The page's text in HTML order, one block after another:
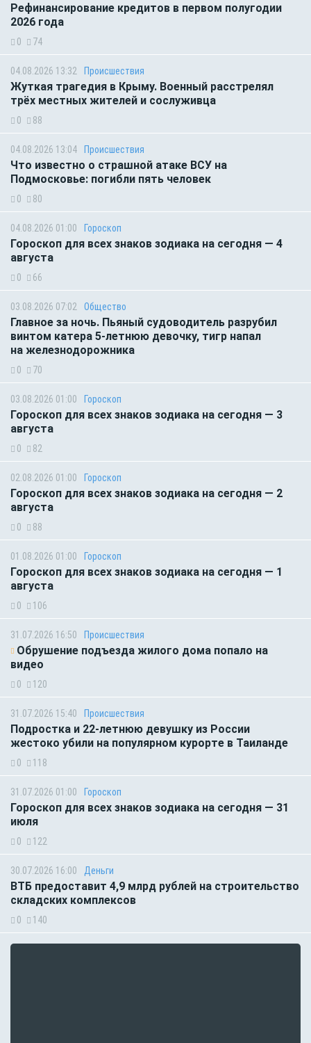
Рефинансирование кредитов в первом полугодии
2026 года
0 74
04.08.2026 13:32 Происшествия
Жуткая трагедия в Крыму. Военный расстрелял
трёх местных жителей и сослуживца
0 88
04.08.2026 13:04 Происшествия
Что известно о страшной атаке ВСУ на
Подмосковье: погибли пять человек
0 80
04.08.2026 01:00 Гороскоп
Гороскоп для всех знаков зодиака на сегодня — 4
августа
0 66
03.08.2026 07:02 Общество
Главное за ночь. Пьяный судоводитель разрубил
винтом катера 5-летнюю девочку, тигр напал
на железнодорожника
0 70
03.08.2026 01:00 Гороскоп
Гороскоп для всех знаков зодиака на сегодня — 3
августа
0 82
02.08.2026 01:00 Гороскоп
Гороскоп для всех знаков зодиака на сегодня — 2
августа
0 88
01.08.2026 01:00 Гороскоп
Гороскоп для всех знаков зодиака на сегодня — 1
августа
0 106
31.07.2026 16:50 Происшествия
Обрушение подъезда жилого дома попало на
видео
0 120
31.07.2026 15:40 Происшествия
Подростка и 22-летнюю девушку из России
жестоко убили на популярном курорте в Таиланде
0 118
31.07.2026 01:00 Гороскоп
Гороскоп для всех знаков зодиака на сегодня — 31
июля
0 122
30.07.2026 16:00 Деньги
ВТБ предоставит 4,9 млрд рублей на строительство
складских комплексов
0 140